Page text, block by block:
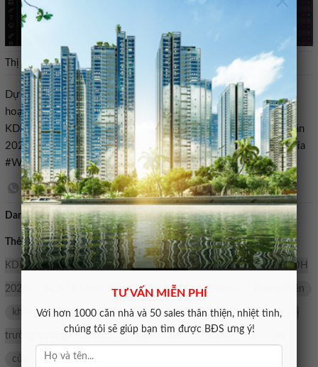
TƯ VẤN MIỄN PHÍ
Với hơn 1000 căn nhà và 50 sales thân thiện, nhiệt tình,
chúng tôi sẽ giúp bạn tìm được BĐS ưng ý!
Thị giá cổ phiếu KDH sáng ngày 3/4. Ảnh: SSI.
Dự án,Khang Điền,Gladia by the Waters,KCN Lê Minh Xuân,kế
hoạch KDH 2026,doanh thu KDH,lợi nhuận Khang Điền,cổ tức
KDH,bất động sản TP.HCM,cổ phiếu kdh,thị trường chứng khoán
2026#Động #lực #của #Khang #Điền #từ #hai #dự #án #Gladia
#Waters #và #KCN #Lê #Minh #Xuân1775191921
Danh mục:Bán nhà mặt tiền
Thẻ tìm kiếm: và Waters Gladia cổ phiếu kdh cổ tức
KDH lợi nhuận Khang Điền doanh thu KDH kế hoạch KDH
2026 KCN Lê Minh Xuân Gladia by the Waters Khang Điền
khẳng Dự án KCN Bất động sản TP HCM diện thị
trường chứng khoán 2026 hai lục
của từ dự